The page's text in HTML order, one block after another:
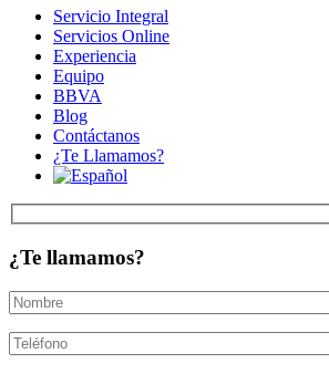
Servicio Integral
Servicios Online
Experiencia
Equipo
BBVA
Blog
Contáctanos
¿Te Llamamos?
¿Te llamamos?